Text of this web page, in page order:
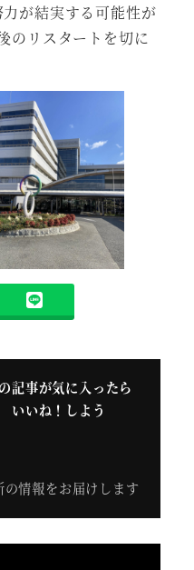
が結実する可能性が
のリスタートを切に
記事が気に入ったら
いいね！しよう
の情報をお届けします